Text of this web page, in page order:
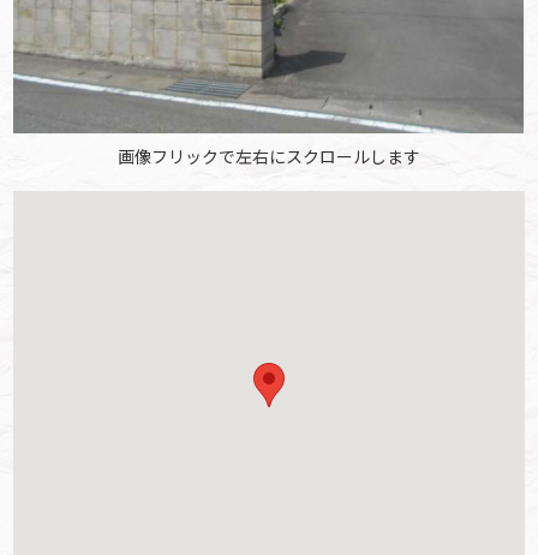
画像フリックで左右にスクロールします